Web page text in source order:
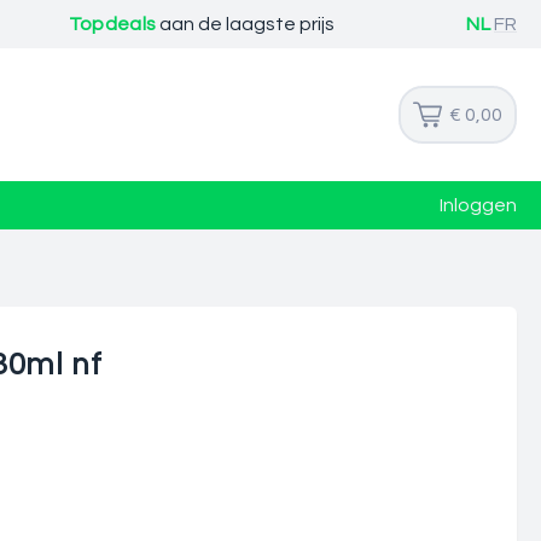
Topdealsaan de laagste prijs NL FR
€ 0,00
Inloggen
nf